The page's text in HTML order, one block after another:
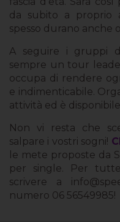
da subito a proprio
spesso durano anche
A seguire i gruppi
sempre un tour
occupa di rendere
e indimenticabile.
attività ed è
Non vi resta che
salpare i vostri sogni!
le mete proposte da
per single. Per
scrivere a
numero 06 56549985!